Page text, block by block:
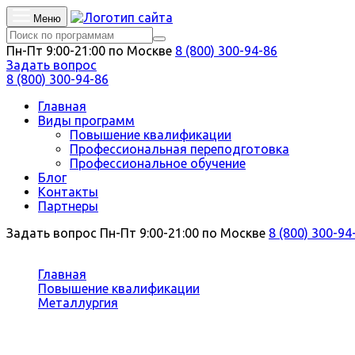
Меню
Пн-Пт 9:00-21:00 по Москве 8 (800) 300-94-86
Задать вопрос
8 (800) 300-94-86
Главная
Виды программ
Повышение квалификации
Профессиональная переподготовка
Профессиональное обучение
Блог
Контакты
Партнеры
Задать вопрос Пн-Пт 9:00-21:00 по Москве 8 (800) 300-
Главная
Повышение квалификации
Металлургия